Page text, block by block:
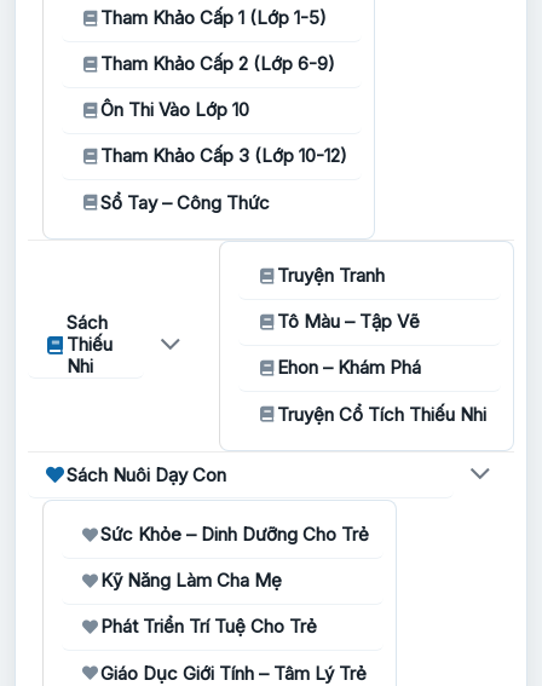
Tham Khảo Cấp 1 (Lớp 1-5)
Tham Khảo Cấp 2 (Lớp 6-9)
Ôn Thi Vào Lớp 10
Tham Khảo Cấp 3 (Lớp 10-12)
Sổ Tay – Công Thức
Sách
Thiếu
Nhi
Truyện Tranh
Tô Màu – Tập Vẽ
Ehon – Khám Phá
Truyện Cổ Tích Thiếu Nhi
Sách Nuôi Dạy Con
Sức Khỏe – Dinh Dưỡng Cho Trẻ
Kỹ Năng Làm Cha Mẹ
Phát Triển Trí Tuệ Cho Trẻ
Giáo Dục Giới Tính – Tâm Lý Trẻ